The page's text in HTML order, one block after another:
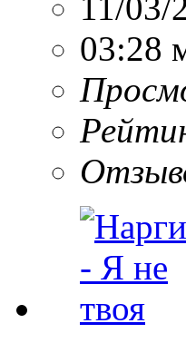
03:28